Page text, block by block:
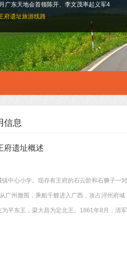
广东天地会首领陈开、李文茂率起义军4
府遗址旅游线路
信息
府遗址概述
镇中心小学。现存有王府的石云阶和石狮子一
广州撤围，乘船千艘进入广西，攻占浔州府
为平东王，梁大昌为定北王。1861年8月．清